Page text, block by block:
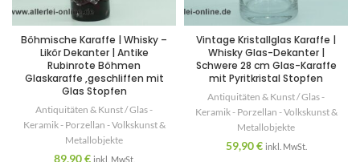
Böhmische Karaffe | Whisky –
Likör Dekanter | Antike
Rubinrote Böhmen
Glaskaraffe ,geschliffen mit
Glas Stopfen
Antiquitäten & Kunst / Glas -
Keramik - Porzellan - Volkskunst &
Metallobjekte
89,90€ inkl. MwSt.
Vintage Kristallglas Karaffe |
Whisky Glas-Dekanter |
Schwere 28 cm Glas-Karaffe
mit Pyritkristal Stopfen
Antiquitäten & Kunst / Glas -
Keramik - Porzellan - Volkskunst &
Metallobjekte
59,90€ inkl. MwSt.